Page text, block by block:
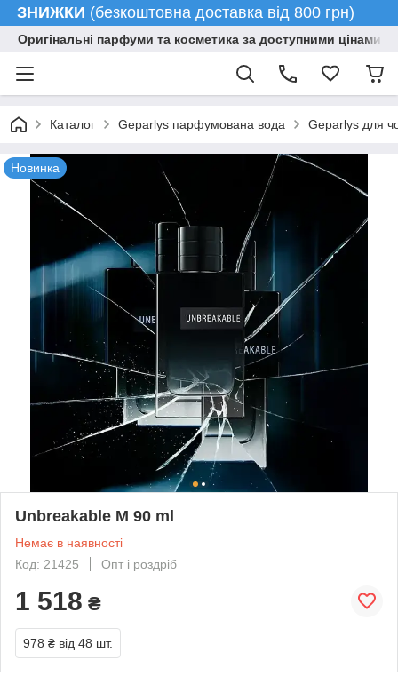
ЗНИЖКИ (безкоштовна доставка від 800 грн)
Оригінальні парфуми та косметика за доступними цінами
Каталог Geparlys парфумована вода Geparlys для
Новинка
Unbreakable M 90 ml
Немає в наявності
Код: 21425
Опт і роздріб
1 518 ₴
978 ₴ від 48 шт.